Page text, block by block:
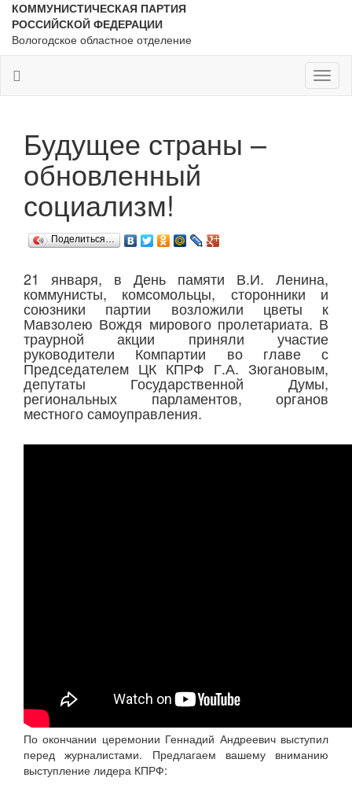
КОММУНИСТИЧЕСКАЯ ПАРТИЯ
РОССИЙСКОЙ ФЕДЕРАЦИИ
Вологодское областное отделение
Будущее страны –
обновленный
социализм!
Поделиться…
21 января, в День памяти В.И. Ленина,
коммунисты, комсомольцы, сторонники и
союзники партии возложили цветы к
Мавзолею Вождя мирового пролетариата. В
траурной акции приняли участие
руководители Компартии во главе с
Председателем ЦК КПРФ Г.А. Зюгановым,
депутаты Государственной Думы,
региональных парламентов, органов
местного самоуправления.
По окончании церемонии Геннадий Андреевич выступил
перед журналистами. Предлагаем вашему вниманию
выступление лидера КПРФ: